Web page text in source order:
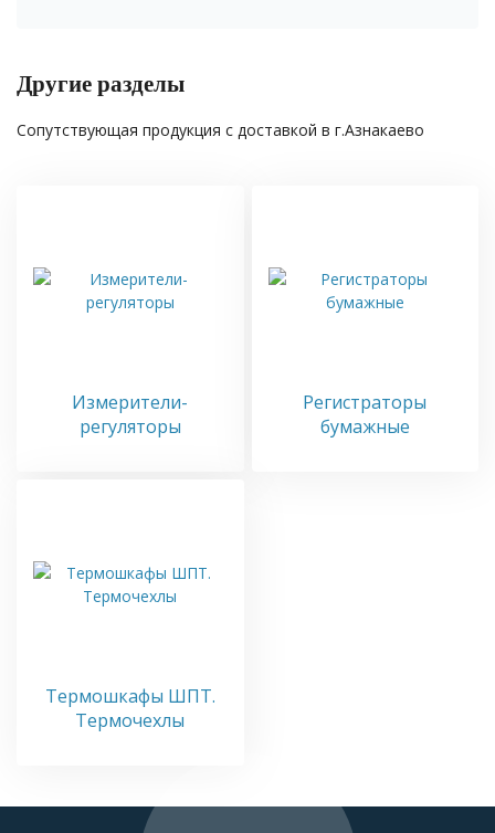
Другие разделы
Сопутствующая продукция с доставкой в г.Азнакаево
Измерители-
регуляторы
Регистраторы
бумажные
Термошкафы ШПТ.
Термочехлы